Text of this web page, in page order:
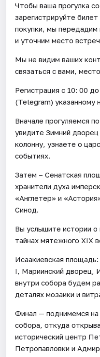
Чтобы ваша прогулка
зарегистрируйте
покупки, мы передадим
и уточним место
Мы не видим ваших
связаться с вами,
Регистрация с 10: 00
(Telegram) указанному
Вначале прогуляемся
увидите Зимний
колонну, узнаете о
событиях.
Затем – Сенатская
хранители духа
«Англетер» и
Синод.
Вы услышите истории о
тайнах мятежного XIX
Исаакиевская
I, Мариинский дворец,
внутри собора будем
деталях мозаики и
Финал — поднимемся на
собора, откуда
исторический центр
Петропавловки и